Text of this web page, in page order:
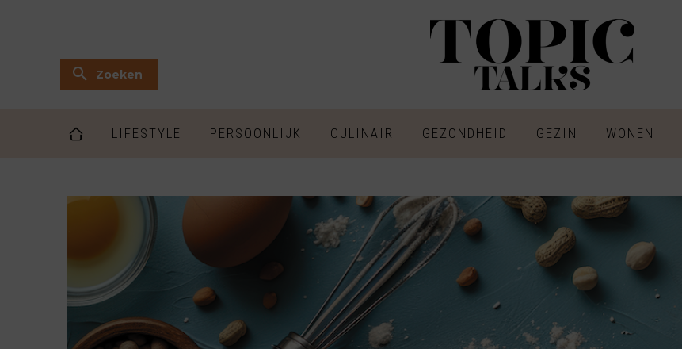
Zoeken
LIFESTYLE PERSOONLIJK CULINAIR GEZONDHEID GEZIN WONEN